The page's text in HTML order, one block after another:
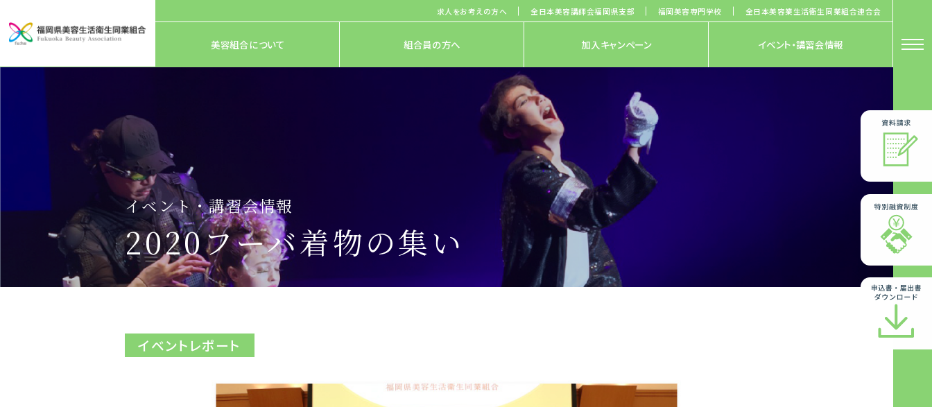
求人をお考えの方へ 全日本美容講師会福岡県支部 福岡美容専門学校 全日本美容業生活衛生同業組合連合会
美容組合について 組合員の方へ 加入キャンペーン イベント・講習会情報
イベント・講習会情報
2020フーバ着物の集い
イベントレポート